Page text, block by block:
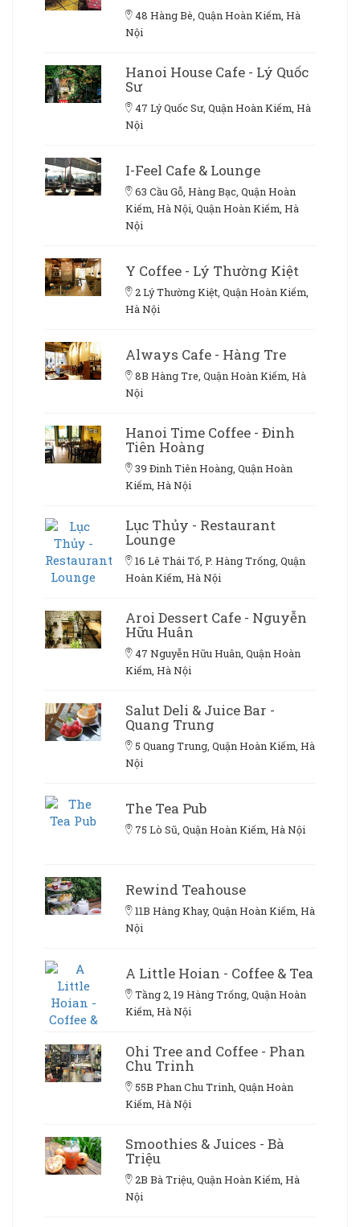
48 Hàng Bè, Quận Hoàn Kiếm, Hà
Nội
Hanoi House Cafe - Lý Quốc
Sư
47 Lý Quốc Sư, Quận Hoàn Kiếm, Hà
Nội
I-Feel Cafe & Lounge
63 Cầu Gỗ, Hàng Bạc, Quận Hoàn
Kiếm, Hà Nội, Quận Hoàn Kiếm, Hà
Nội
Y Coffee - Lý Thường Kiệt
2 Lý Thường Kiệt, Quận Hoàn Kiếm,
Hà Nội
Always Cafe - Hàng Tre
8B Hàng Tre, Quận Hoàn Kiếm, Hà
Nội
Hanoi Time Coffee - Đinh
Tiên Hoàng
39 Đinh Tiên Hoàng, Quận Hoàn
Kiếm, Hà Nội
Lục Thủy - Restaurant
Lounge
16 Lê Thái Tổ, P. Hàng Trống, Quận
Hoàn Kiếm, Hà Nội
Aroi Dessert Cafe - Nguyễn
Hữu Huân
47 Nguyễn Hữu Huân, Quận Hoàn
Kiếm, Hà Nội
Salut Deli & Juice Bar -
Quang Trung
5 Quang Trung, Quận Hoàn Kiếm, Hà
Nội
The Tea Pub
75 Lò Sũ, Quận Hoàn Kiếm, Hà Nội
Rewind Teahouse
11B Hàng Khay, Quận Hoàn Kiếm, Hà
Nội
A Little Hoian - Coffee & Tea
Tầng 2, 19 Hàng Trống, Quận Hoàn
Kiếm, Hà Nội
Ohi Tree and Coffee - Phan
Chu Trinh
55B Phan Chu Trinh, Quận Hoàn
Kiếm, Hà Nội
Smoothies & Juices - Bà
Triệu
2B Bà Triệu, Quận Hoàn Kiếm, Hà
Nội